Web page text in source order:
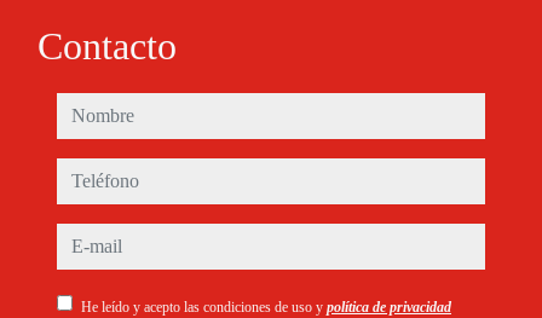
Contacto
nombre
teléfono
e-mail
He leído y acepto las condiciones de uso y política de privacidad